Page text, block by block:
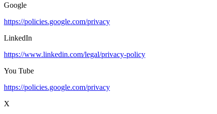
Google
https://policies.google.com/privacy
LinkedIn
https://www.linkedin.com/legal/privacy-policy
You Tube
https://policies.google.com/privacy
X